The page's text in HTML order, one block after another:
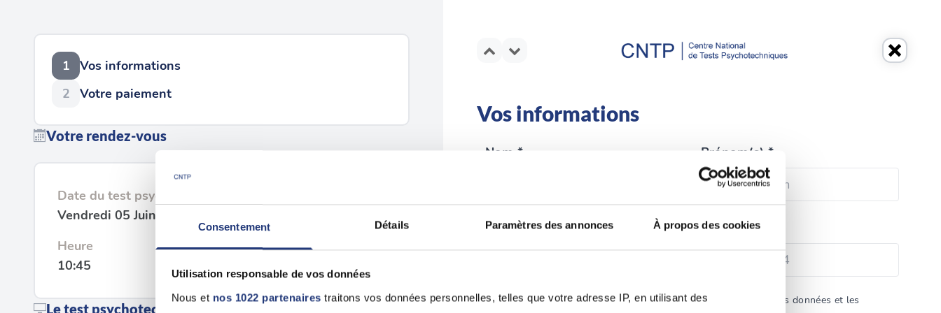
Consentement Détails Paramètres des annonces À propos des cookies
Utilisation responsable de vos données
Nous et nos 1022 partenaires traitons vos données personnelles, telles que votre adresse IP, en utilisant des
1
Vos informations
2
Votre paiement
Votre rendez-vous
Date du test psychotechnique
Vendredi 05 Juin 2026
Heure
10:45
Le test psychotechnique
Vos informations
Nom * Prénom(s) *
Email * Téléphone *
En validant ce formulaire, j'accepte la politique de protection des données et les